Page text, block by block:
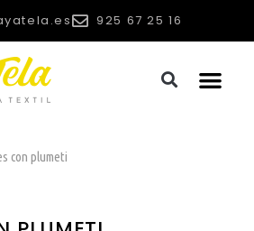
925 67 25 16
con plumeti